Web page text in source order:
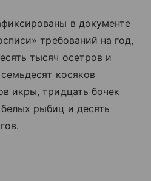
в документе
требований на год,
тысяч осетров и
косяков
икры, тридцать бочек
рыбиц и десять